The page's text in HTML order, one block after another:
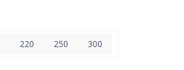
220 250 300